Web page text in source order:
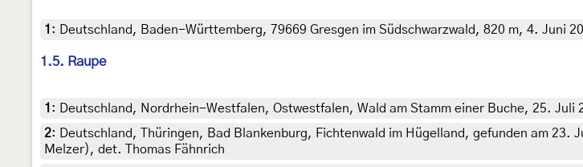
1 : Deutschland, Baden-Württemberg, 79669 Gresgen im Südschwarzwald, 820 m, 4. Juni
1.5. Raupe
1 : Deutschland, Nordrhein-Westfalen, Ostwestfalen, Wald am Stamm einer Buche, 25.
2: Deutschland, Thüringen, Bad Blankenburg, Fichtenwald im Hügelland, gefunden am
Melzer), det. Thomas Fähnrich